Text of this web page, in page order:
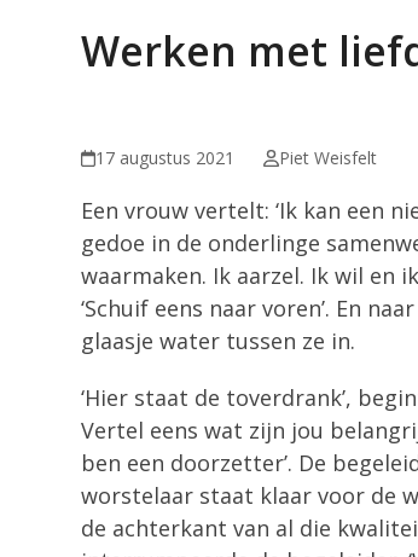
Werken met
17 augustus 2021 Piet Weisfelt
Een vrouw vertelt: ‘Ik kan een
gedoe in de onderlinge
waarmaken. Ik aarzel. Ik wil en
‘Schuif eens naar voren’. En
glaasje water tussen ze in.
‘Hier staat de toverdrank’,
Vertel eens wat zijn jou
ben een doorzetter’. De
worstelaar staat klaar voor de
de achterkant van al die